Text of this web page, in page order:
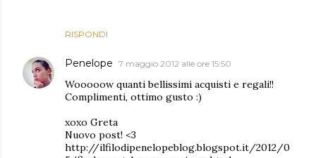
RISPONDI
Penelope 7 maggio 2012 alle ore 15:50
Wooooow quanti bellissimi acquisti e regali!!
Complimenti, ottimo gusto :)
xoxo Greta
Nuovo post! <3
http://ilfilodipenelopeblog.blogspot.it/2012/0